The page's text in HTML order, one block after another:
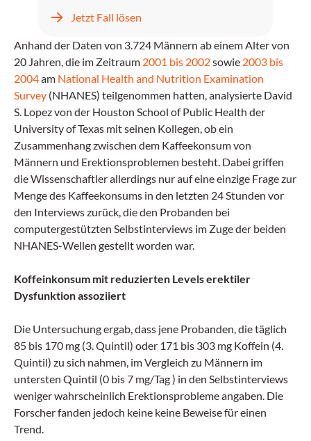
Abend vor.
Jetzt Fall lösen
Anhand der Daten von 3.724 Männern ab einem Alter von
20 Jahren, die im Zeitraum 2001 bis 2002sowie 2003 bis
2004am National Health and Nutrition Examination
Survey (NHANES) teilgenommen hatten, analysierte David
S. Lopez von der Houston School of Public Health der
University of Texas mit seinen Kollegen, ob ein
Zusammenhang zwischen dem Kaffeekonsum von
Männern und Erektionsproblemen besteht. Dabei griffen
die Wissenschaftler allerdings nur auf eine einzige Frage zur
Menge des Kaffeekonsums in den letzten 24 Stunden vor
den Interviews zurück, die den Probanden bei
computergestützten Selbstinterviews im Zuge der beiden
NHANES-Wellen gestellt worden war.
Koffeinkonsum mit reduzierten Levels erektiler
Dysfunktion assoziiert
Die Untersuchung ergab, dass jene Probanden, die täglich
85 bis 170 mg (3. Quintil) oder 171 bis 303 mg Koffein (4.
Quintil) zu sich nahmen, im Vergleich zu Männern im
untersten Quintil (0 bis 7 mg/Tag ) in den Selbstinterviews
weniger wahrscheinlich Erektionsprobleme angaben. Die
Forscher fanden jedoch keine keine Beweise für einen
Trend.